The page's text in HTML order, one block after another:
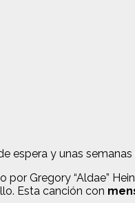
espera y unas
por Gregory “Aldae”
Esta canción con